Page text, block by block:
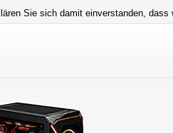
Sie sich damit einverstanden, dass